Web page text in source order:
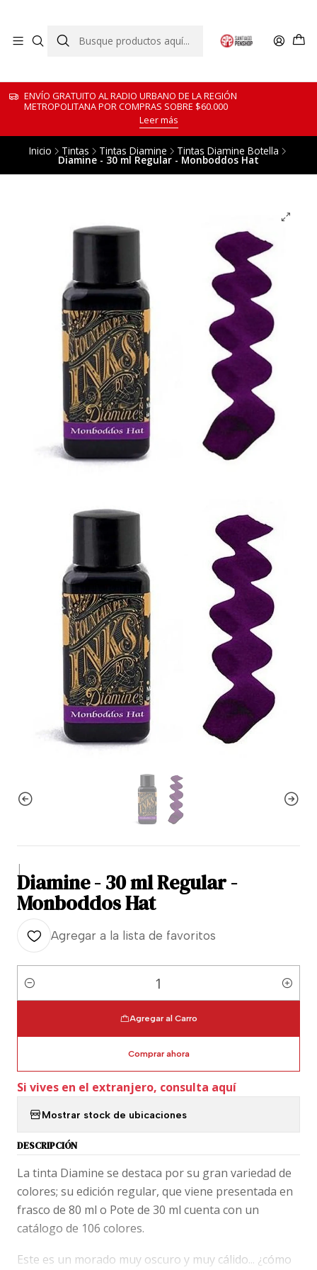
ENVÍO GRATUITO AL RADIO URBANO DE LA REGIÓN
METROPOLITANA POR COMPRAS SOBRE $60.000
Leer más
Inicio Tintas Tintas Diamine Tintas Diamine Botella
Diamine - 30 ml Regular - Monboddos Hat
|
Diamine - 30 ml Regular -
Monboddos Hat
Agregar a la lista de favoritos
Cantidad
Agregar al Carro
Comprar ahora
Si vives en el extranjero, consulta aquí
Mostrar stock de ubicaciones
DESCRIPCIÓN
La tinta Diamine se destaca por su gran variedad de
colores; su edición regular, que viene presentada en
frasco de 80 ml o Pote de 30 ml cuenta con un
catálogo de 106 colores.
Este es un morado muy oscuro y muy cálido... ¿cómo